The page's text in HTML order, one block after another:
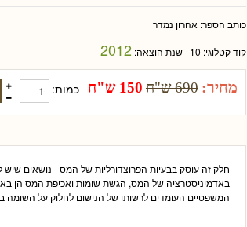
כותב הספר: אהרון נמדר
קוד קטלוגי: 10 שנת הוצאה:2012
מחיר: 690 ש"ח 150 ש"ח כמות:
חלק זה עוסק בבעיות הפרוצדורליות של המס - נושאים
באדמיניסטרציה של המס, הגשת שומות ואכיפת המס הן
המשפטיים העומדים לרשותו של הנישום לחלוק על